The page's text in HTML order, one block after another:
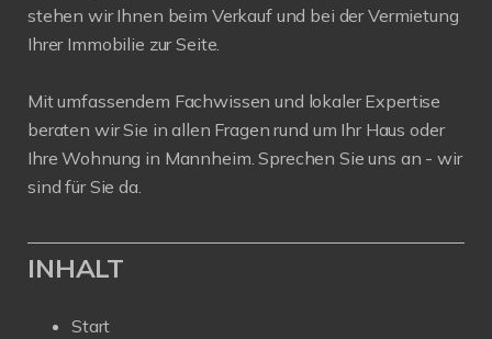
stehen wir Ihnen beim Verkauf und bei der Vermietung
Ihrer Immobilie zur Seite.
Mit umfassendem Fachwissen und lokaler Expertise
beraten wir Sie in allen Fragen rund um Ihr Haus oder
Ihre Wohnung in Mannheim. Sprechen Sie uns an - wir
sind für Sie da.
INHALT
Start